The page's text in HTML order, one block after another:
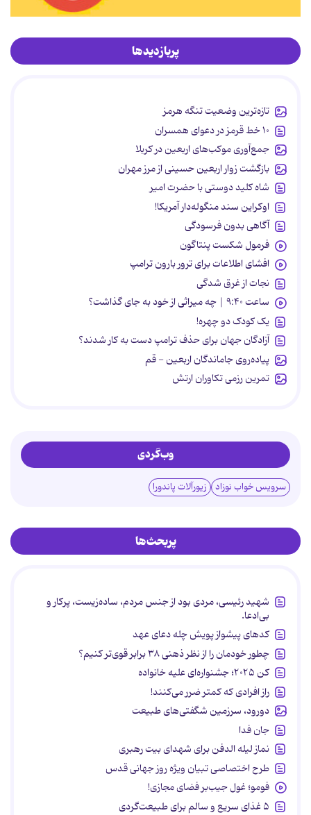
پربازدیدها
تازه‌ترین وضعیت تنگه هرمز
۱۰ خط قرمز در دعوای همسران
جمع‌آوری موکب‌های اربعین در کربلا
بازگشت زوار اربعین حسینی از مرز مهران
شاه کلید دوستی با حضرت امیر
اوکراین سند منگوله‌دار آمریکا!
آگاهی بدون فرسودگی
فرمول شکست پنتاگون
افشای اطلاعات برای ترور بارون ترامپ
نجات از غرق شدگی
ساعت ۹:۴۰ | چه میراثی از خود به جای گذاشت؟
یک کودک دو چهره!
آزادگان جهان برای حذف ترامپ دست به کار شدند؟
پیاده‌روی جاماندگان اربعین - قم
تمرین رزمی تکاوران ارتش
وب‌گردی
سرویس خواب نوزاد زیورآلات پاندورا
پربحث‌ها
شهید رئیسی، مردی بود از جنس مردم، ساده‌زیست، پرکار و
بی‌ادعا.
کدهای پیشواز پویش چله دعای عهد
چطور خودمان را از نظر ذهنی ۳۸ برابر قوی‌تر کنیم؟
کن ۲۰۲۵؛ جشنواره‌ای علیه خانواده
راز افرادی که کمتر ضرر می‌کنند!
دورود، سرزمین شگفتی‌های طبیعت
جان فدا
نماز لیله الدفن برای شهدای بیت رهبری
طرح اختصاصی تبیان ویژه روز جهانی قدس
فومو؛ غول جیب‌بر فضای مجازی!
۵ غذای سریع و سالم برای طبیعت‌گردی